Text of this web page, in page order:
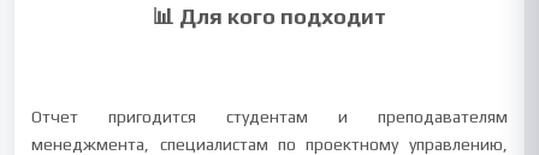
📊 Для кого подходит
Отчет пригодится студентам и преподавателям
менеджмента, специалистам по проектному управлению,